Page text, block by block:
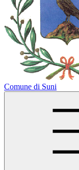
Comune di Suni